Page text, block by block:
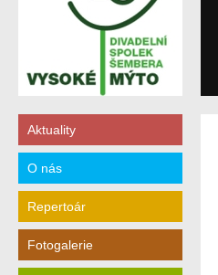
Aktuality
O nás
Repertoár
Fotogalerie